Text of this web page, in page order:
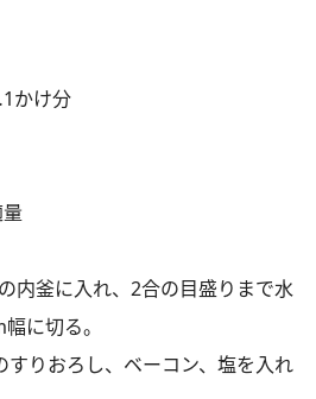
かけ分
内釜に入れ、2合の目盛りまで水
に切る。
すりおろし、ベーコン、塩を入れ